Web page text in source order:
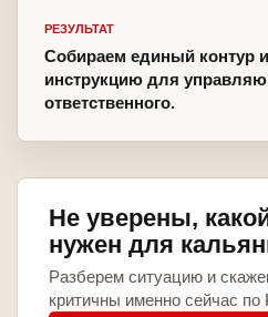
РЕЗУЛЬТАТ
Собираем единый контур
инструкцию для
ответственного.
Не уверены,
нужен для
Разберем ситуацию и
критичны именно сейчас по